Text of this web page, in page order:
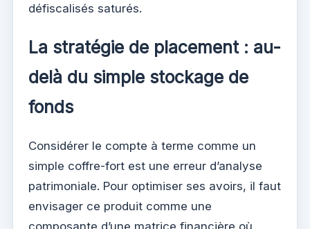
défiscalisés saturés.
La stratégie de placement : au-
delà du simple stockage de
fonds
Considérer le compte à terme comme un
simple coffre-fort est une erreur d’analyse
patrimoniale. Pour optimiser ses avoirs, il faut
envisager ce produit comme une